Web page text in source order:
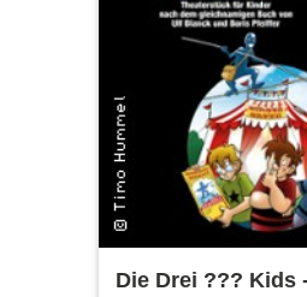
Die Drei ??? Kids